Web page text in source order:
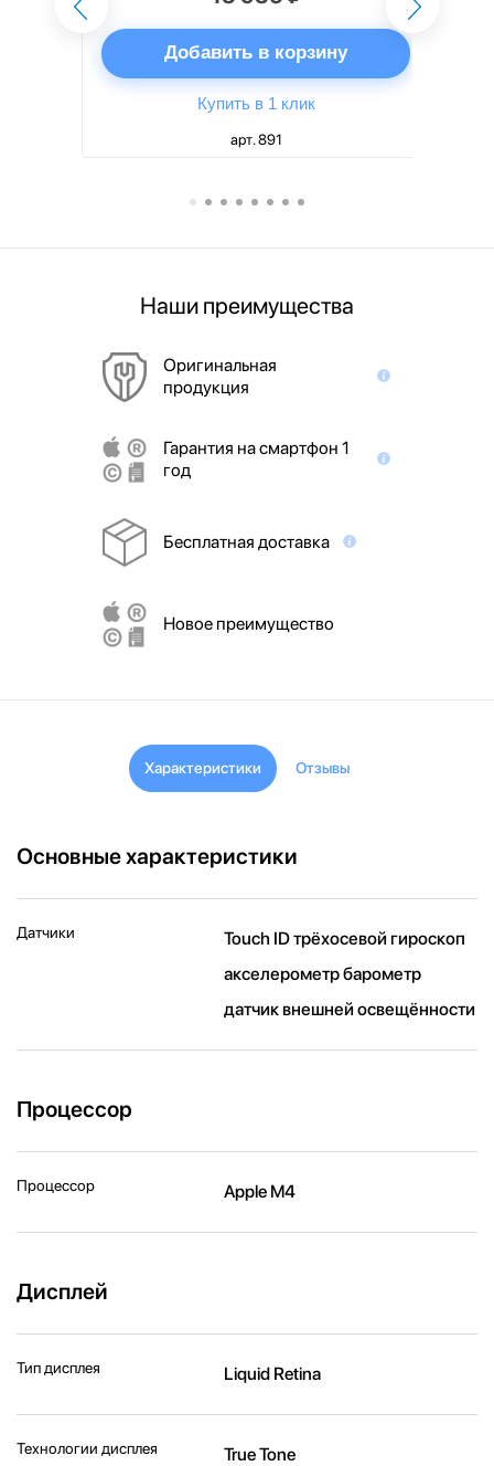
Добавить в корзину
Купить в 1 клик
арт. 891
Наши преимущества
Оригинальная
продукция
Гарантия на смартфон 1
год
Бесплатная доставка
Новое преимущество
Характеристики Отзывы
Основные характеристики
Датчики
Touch ID трёхосевой гироскоп
акселерометр барометр
датчик внешней освещённости
Процессор
Процессор Apple M4
Дисплей
Тип дисплея Liquid Retina
Технологии дисплея True Tone